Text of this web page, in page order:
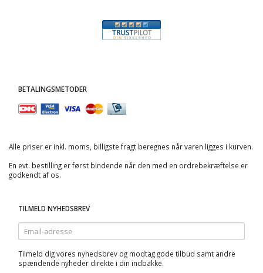
BETALINGSMETODER
Alle priser er inkl. moms, billigste fragt beregnes når varen ligges i kurven.
En evt. bestilling er først bindende når den med en ordrebekræftelse er
godkendt af os.
TILMELD NYHEDSBREV
Email-
adresse
Tilmeld dig vores nyhedsbrev og modtag gode tilbud samt andre
spændende nyheder direkte i din indbakke.